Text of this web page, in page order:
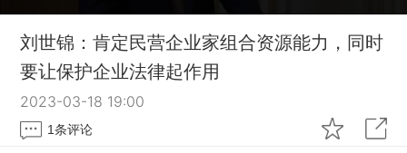
刘世锦：肯定民营企业家组合资源能力，同时
要让保护企业法律起作用
2023-03-18 19:00
1条评论